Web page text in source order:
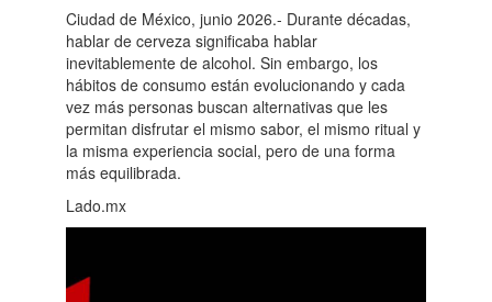
Ciudad de México, junio 2026.- Durante décadas,
hablar de cerveza significaba hablar
inevitablemente de alcohol. Sin embargo, los
hábitos de consumo están evolucionando y cada
vez más personas buscan alternativas que les
permitan disfrutar el mismo sabor, el mismo ritual y
la misma experiencia social, pero de una forma
más equilibrada.
Lado.mx